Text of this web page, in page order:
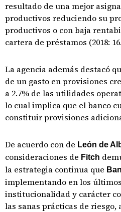
resultado de una mejor
productivos reduciendo su
productivos o con baja
cartera de préstamos (2018:
La agencia además destacó
de un gasto en provisiones
a 2.7% de las utilidades
lo cual implica que el banco
constituir provisiones
De acuerdo con de León de
consideraciones de Fitch
la estrategia continua que
implementando en los
institucionalidad y carácter
las sanas prácticas de